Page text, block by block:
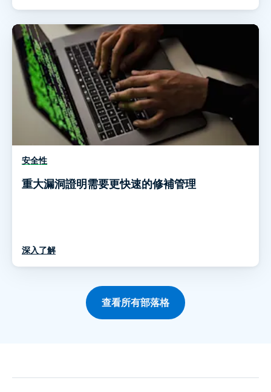
安全性
重大漏洞證明需要更快速的修補管理
深入了解
查看所有部落格